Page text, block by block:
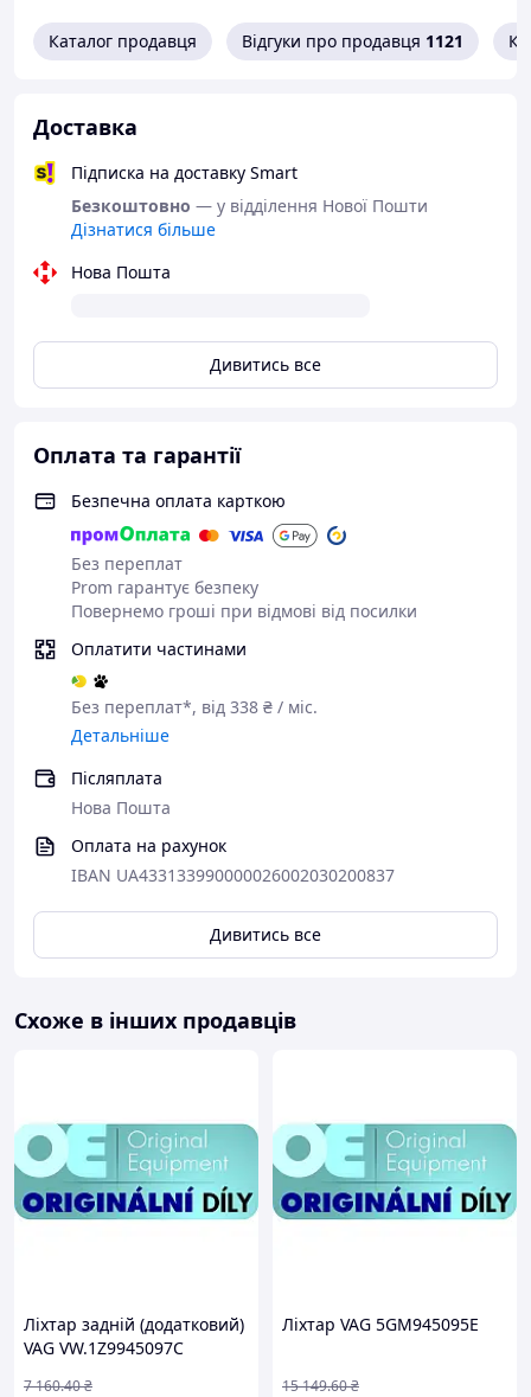
Каталог продавця Відгуки про продавця 1121
Доставка
Підписка на доставку Smart
Безкоштовно — у відділення Нової Пошти
Дізнатися більше
Нова Пошта
Дивитись все
Оплата та гарантії
Безпечна оплата карткою
Без переплат
Prom гарантує безпеку
Повернемо гроші при відмові від посилки
Оплатити частинами
Без переплат*, від 338 ₴ / міс.
Детальніше
Післяплата
Нова Пошта
Оплата на рахунок
IBAN UA433133990000026002030200837
Дивитись все
Схоже в інших продавців
Лiхтар заднiй (додатковий)
VAG VW.1Z9945097C
7 160.40₴
Ліхтар VAG 5GM945095E
15 149.60₴